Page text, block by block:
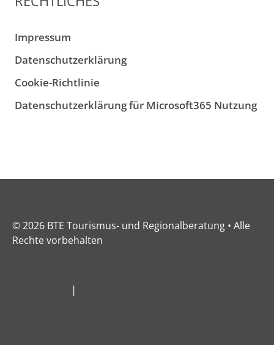
Impressum
Datenschutzerklärung
Cookie-Richtlinie
Datenschutzerklärung für Microsoft365 Nutzung
© 2026 BTE Tourismus- und Regionalberatung • Alle
Rechte vorbehalten
|